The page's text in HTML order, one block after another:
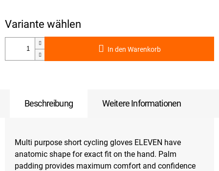
In den Warenkorb
Beschreibung Weitere Informationen
Multi purpose short cycling gloves ELEVEN have
anatomic shape for exact fit on the hand. Palm
padding provides maximum comfort and confidence